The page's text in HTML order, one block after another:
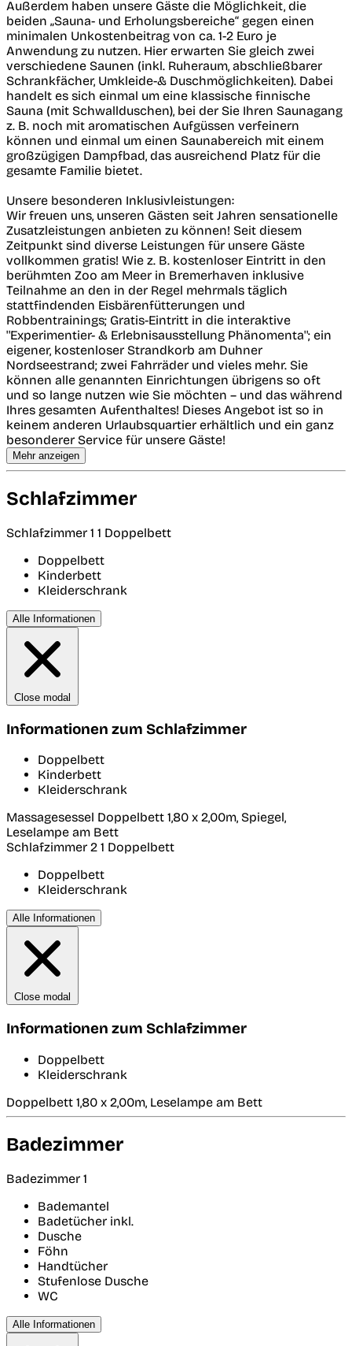
Außerdem haben unsere Gäste die Möglichkeit, die
beiden „Sauna- und Erholungsbereiche“ gegen einen
minimalen Unkostenbeitrag von ca. 1-2 Euro je
Anwendung zu nutzen. Hier erwarten Sie gleich zwei
verschiedene Saunen (inkl. Ruheraum, abschließbarer
Schrankfächer, Umkleide-& Duschmöglichkeiten). Dabei
handelt es sich einmal um eine klassische finnische
Sauna (mit Schwallduschen), bei der Sie Ihren Saunagang
z. B. noch mit aromatischen Aufgüssen verfeinern
können und einmal um einen Saunabereich mit einem
großzügigen Dampfbad, das ausreichend Platz für die
gesamte Familie bietet.
Unsere besonderen Inklusivleistungen:
Wir freuen uns, unseren Gästen seit Jahren sensationelle
Zusatzleistungen anbieten zu können! Seit diesem
Zeitpunkt sind diverse Leistungen für unsere Gäste
vollkommen gratis! Wie z. B. kostenloser Eintritt in den
berühmten Zoo am Meer in Bremerhaven inklusive
Teilnahme an den in der Regel mehrmals täglich
stattfindenden Eisbärenfütterungen und
Robbentrainings; Gratis-Eintritt in die interaktive
''Experimentier- & Erlebnisausstellung Phänomenta''; ein
eigener, kostenloser Strandkorb am Duhner
Nordseestrand; zwei Fahrräder und vieles mehr. Sie
können alle genannten Einrichtungen übrigens so oft
und so lange nutzen wie Sie möchten – und das während
Ihres gesamten Aufenthaltes! Dieses Angebot ist so in
keinem anderen Urlaubsquartier erhältlich und ein ganz
besonderer Service für unsere Gäste!
Mehr anzeigen
Schlafzimmer
Schlafzimmer 1 1 Doppelbett
Doppelbett
Kinderbett
Kleiderschrank
Alle Informationen
Close modal
Informationen zum Schlafzimmer
Doppelbett
Kinderbett
Kleiderschrank
Massagesessel Doppelbett 1,80 x 2,00m, Spiegel,
Leselampe am Bett
Schlafzimmer 2 1 Doppelbett
Doppelbett
Kleiderschrank
Alle Informationen
Close modal
Informationen zum Schlafzimmer
Doppelbett
Kleiderschrank
Doppelbett 1,80 x 2,00m, Leselampe am Bett
Badezimmer
Badezimmer 1
Bademantel
Badetücher inkl.
Dusche
Föhn
Handtücher
Stufenlose Dusche
WC
Alle Informationen